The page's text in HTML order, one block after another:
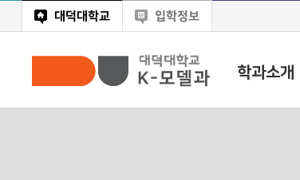
대덕대학교 입학정보
학과소개